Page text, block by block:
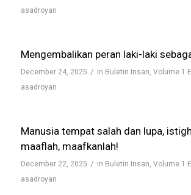
asadroyan
Mengembalikan peran laki-laki
December 24, 2025 / in Buletin Insan Volume 1
asadroyan
Manusia tempat salah dan lupa,
maaflah, maafkanlah!
December 22, 2025 / in Buletin Insan Volume 1
asadroyan